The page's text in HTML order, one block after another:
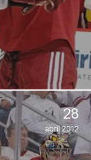
28
abril 2012